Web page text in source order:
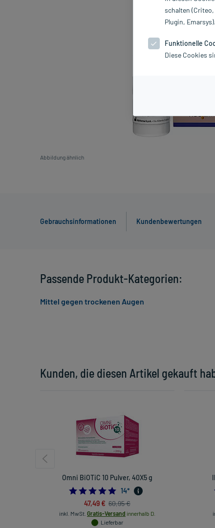
Abbildung ähnlich
Gebrauchsinformationen Kundenbewertungen
Kunden, die diesen Artikel gekauft
Omni BiOTiC 10 Pulver, 40X5 g
4.785714285714286
14*
47,49 € 60,95 €
inkl. MwSt. Gratis-Versand innerhalb D.
Lieferbar
Passende Produkt-Kategorien:
Mittel gegen trockenen Augen
schalten
Plugin, Emarsys).
Funktionelle
Diese Cookies